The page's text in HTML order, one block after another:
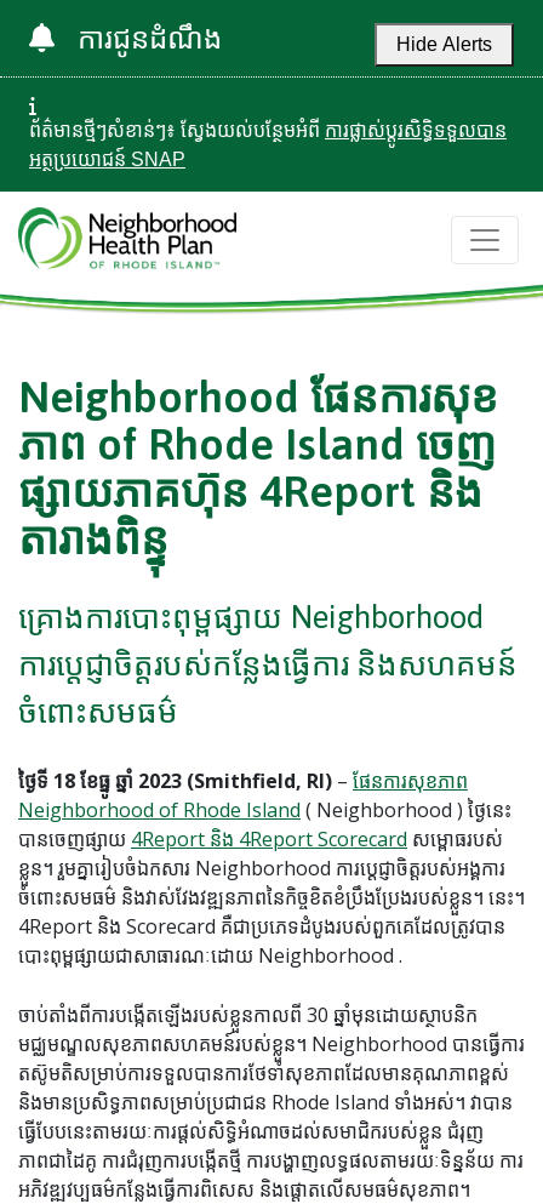
ការជូនដំណឹង Hide Alerts
ព័ត៌មានថ្មីៗសំខាន់ៗ៖ ស្វែងយល់បន្ថែមអំពី ការផ្លាស់ប្តូរសិទ្ធិទទួលបាន
អត្ថប្រយោជន៍ SNAP
Neighborhood ផែនការសុខ
ភាព of Rhode Island ចេញ
ផ្សាយភាគហ៊ុន 4Report និង
តារាងពិន្ទុ
គ្រោងការបោះពុម្ពផ្សាយ Neighborhood
ការប្តេជ្ញាចិត្តរបស់កន្លែងធ្វើការ និងសហគមន៍
ចំពោះសមធម៌
ថ្ងៃទី 18 ខែធ្នូ ឆ្នាំ 2023 (Smithfield, RI) – ផែនការសុខភាព
Neighborhood of Rhode Island ( Neighborhood ) ថ្ងៃនេះ
បានចេញផ្សាយ 4Report និង 4Report Scorecard សម្ពោធរបស់
ខ្លួន។ រួមគ្នារៀបចំឯកសារ Neighborhood ការប្តេជ្ញាចិត្តរបស់អង្គការ
ចំពោះសមធម៌ និងវាស់វែងវឌ្ឍនភាពនៃកិច្ចខិតខំប្រឹងប្រែងរបស់ខ្លួន។ នេះ។
4Report និង Scorecard គឺជាប្រភេទដំបូងរបស់ពួកគេដែលត្រូវបាន
បោះពុម្ពផ្សាយជាសាធារណៈដោយ Neighborhood .
ចាប់តាំងពីការបង្កើតឡើងរបស់ខ្លួនកាលពី 30 ឆ្នាំមុនដោយស្ថាបនិក
មជ្ឈមណ្ឌលសុខភាពសហគមន៍របស់ខ្លួន។ Neighborhood បានធ្វើការ
តស៊ូមតិសម្រាប់ការទទួលបានការថែទាំសុខភាពដែលមានគុណភាពខ្ពស់
និងមានប្រសិទ្ធភាពសម្រាប់ប្រជាជន Rhode Island ទាំងអស់។ វាបាន
ធ្វើបែបនេះតាមរយៈការផ្តល់សិទ្ធិអំណាចដល់សមាជិករបស់ខ្លួន ជំរុញ
ភាពជាដៃគូ ការជំរុញការបង្កើតថ្មី ការបង្ហាញលទ្ធផលតាមរយៈទិន្នន័យ ការ
អភិវឌ្ឍវប្បធម៌កន្លែងធ្វើការពិសេស និងផ្តោតលើសមធម៌សុខភាព។